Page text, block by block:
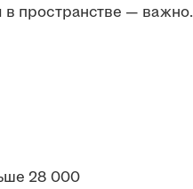
пространстве — важно.
28 000